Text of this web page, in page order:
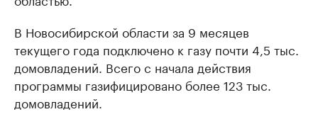
В Новосибирской области за 9 месяцев
текущего года подключено к газу почти 4,5 тыс.
домовладений. Всего с начала действия
программы газифицировано более 123 тыс.
домовладений.